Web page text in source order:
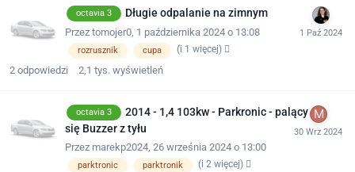
octavia 3 Długie odpalanie na zimnym
Przez tomojer0, 1 października 2024 o 13:08
rozrusznik cupa (i 1 więcej)
2 odpowiedzi 2,1 tys. wyświetleń
octavia 3
2014 - 1,4 103kw - Parkronic - palący
się Buzzer z tyłu
Przez marekp2024, 26 września 2024 o 13:00
parktronic parktronik (i 2 więcej)